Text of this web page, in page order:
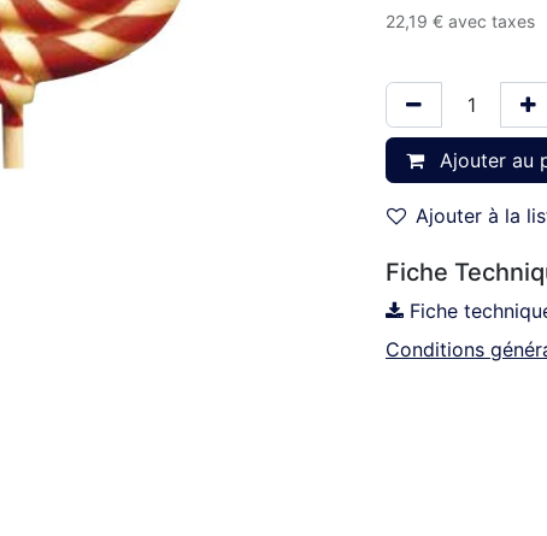
22,19 € avec taxes
Ajouter au
Ajouter à la
Fiche
Fiche
Conditions